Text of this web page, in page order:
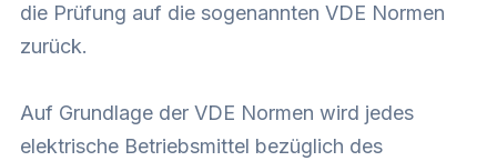
die Prüfung auf die sogenannten VDE Normen
zurück.
Auf Grundlage der VDE Normen wird jedes
elektrische Betriebsmittel bezüglich des